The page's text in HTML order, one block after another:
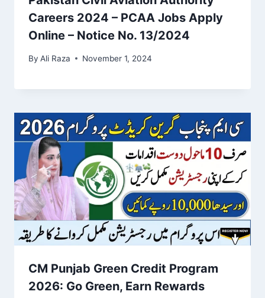
Careers 2024 – PCAA Jobs Apply
Online – Notice No. 13/2024
By Ali Raza November 1, 2024
CM Punjab Green Credit Program
2026: Go Green, Earn Rewards